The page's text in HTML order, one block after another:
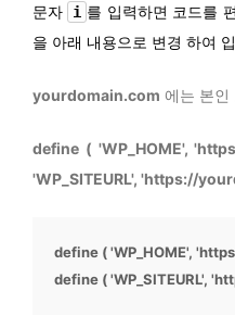
문자 i 를 입력하면 코드를
을 아래 내용으로 변경 하여
yourdomain.com 에는 본인
define ( 'WP_HOME',
'WP_SITEURL', 'https://
define ( 'WP_HOME',
define ( 'WP_SITEURL',